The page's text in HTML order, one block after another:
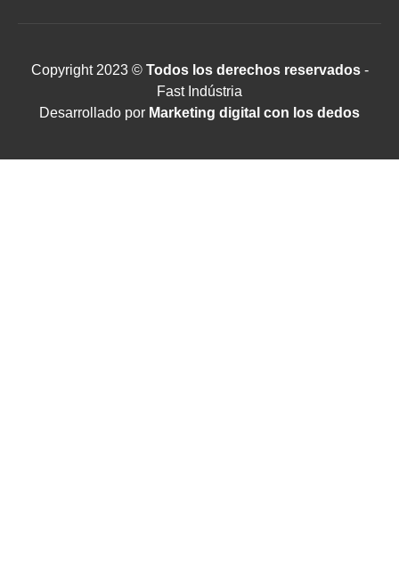
Copyright 2023 © Todos los derechos reservados-
Fast Indústria
Desarrollado por Marketing digital con los dedos